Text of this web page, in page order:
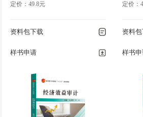
定价：49.8元
资料包下载
样书申请
定价：
资料
样书